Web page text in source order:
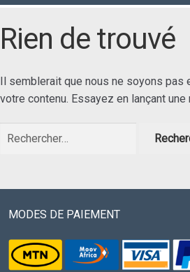
Rien de trouvé
Il semblerait que nous ne soyons pas
votre contenu. Essayez en lançant une
Rechercher :
MODES DE PAIEMENT